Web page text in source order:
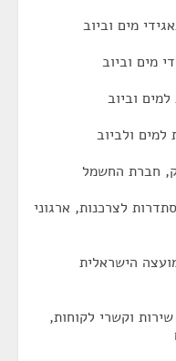
מים וביוב
מים וביוב
וביוב
ולביוב
חברת החשמל
לצרכנות, ארגוני
הישראלית
וקשרי לקוחות,